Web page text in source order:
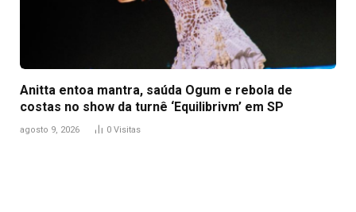
Anitta entoa mantra, saúda Ogum e rebola de
costas no show da turnê ‘Equilibrivm’ em SP
agosto 9, 2026 0 Visitas